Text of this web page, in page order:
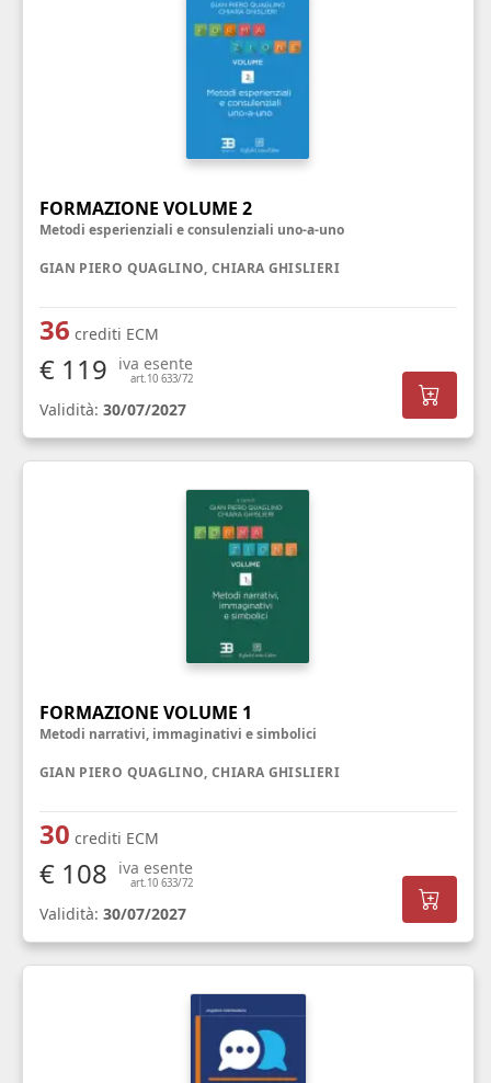
FORMAZIONE VOLUME 2
Metodi esperienziali e consulenziali uno-a-uno
GIAN PIERO QUAGLINO, CHIARA GHISLIERI
36 crediti ECM
€ 119 iva esente
art.10 633/72
Validità: 30/07/2027
FORMAZIONE VOLUME 1
Metodi narrativi, immaginativi e simbolici
GIAN PIERO QUAGLINO, CHIARA GHISLIERI
30 crediti ECM
€ 108 iva esente
art.10 633/72
Validità: 30/07/2027